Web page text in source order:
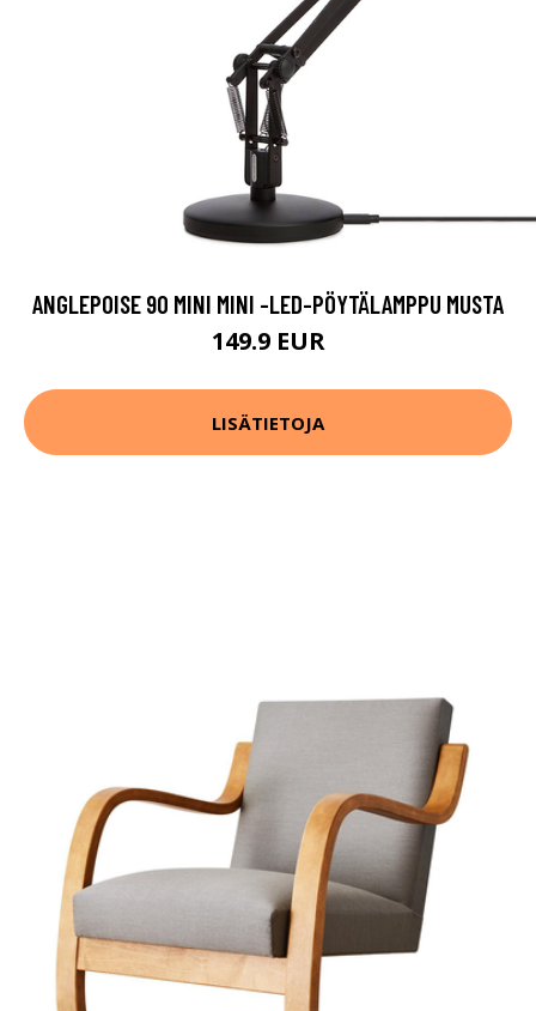
ANGLEPOISE 90 MINI MINI -LED-PÖYTÄLAMPPU MUSTA
149.9 EUR
LISÄTIETOJA